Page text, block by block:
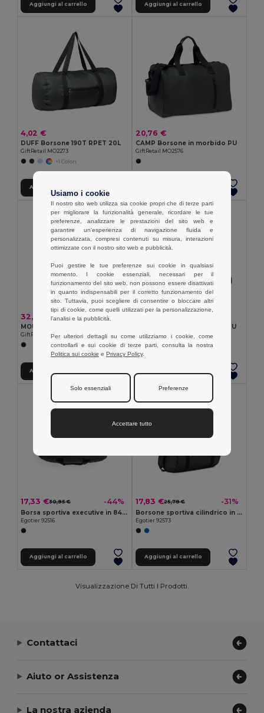
Aggiungi al carrello Aggiungi al carrello
4,02 €
DUFF Borsone 190T RPET 20L
GiftRetail MO2273
+1 Colori
Aggiungi al carrello
20,76 €
CAMP Borsone in morbido PU
GiftRetail MO2576
32,04 €
GiftRetail MO2579
Aggiungi al carrello
ROCK Borsone in morbido PU
GiftRetail MO2577
17,33 €30,95 € -44%
Borsa sportiva executive in 840D jaquard e 300D
Egotier 92516
Aggiungi al carrello
17,83 €25,78 € -31%
Borsone sportiva cilindrico in poliestere riciclato 600D ad alta densità con scomparto laterale per le scarpe
Egotier 92573
Aggiungi al carrello
Visualizzazione Di Tutti I Prodotti.
Contattaci
Aiuto or Assistenza
La nostra azienda
Usiamo i cookie
Il nostro sito web utilizza sia cookie propri che di terze parti
per migliorare la funzionalità generale, ricordare le tue
preferenze, analizzare le prestazioni del sito web e
garantire un'esperienza di navigazione fluida e
personalizzata, compresi contenuti su misura, interazioni
ottimizzate con il nostro sito web e pubblicità.
Puoi gestire le tue preferenze sui cookie in qualsiasi
momento. I cookie essenziali, necessari per il
funzionamento del sito web, non possono essere disattivati
in quanto indispensabili per il corretto funzionamento del
sito. Tuttavia, puoi scegliere di consentire o bloccare altri
tipi di cookie, come quelli utilizzati per la personalizzazione,
l'analisi e la pubblicità.
Per ulteriori dettagli su come utilizziamo i cookie, come
controllarli e sui cookie di terze parti, consulta la nostra
Politica sui cookie e Privacy Policy.
Solo essenziali Preferenze
Accettare tutto